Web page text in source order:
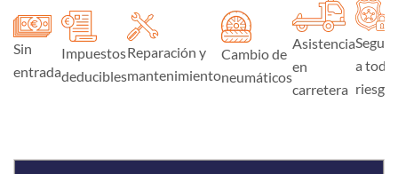
Sin
entrada
Impuestos
deducibles
Reparación y
mantenimiento
Cambio de
neumáticos
Asistencia
en
carretera
Seguro
a todo
riesgo